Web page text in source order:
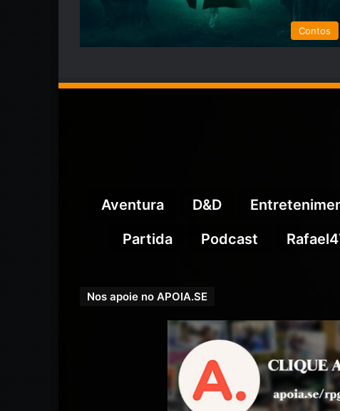
Contos
Aventura D&D
Partida
Podcast
Nos apoie no APOIA.SE